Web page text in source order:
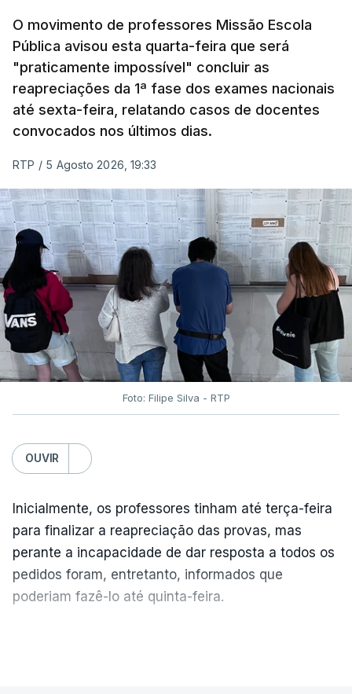
O movimento de professores Missão Escola
Pública avisou esta quarta-feira que será
"praticamente impossível" concluir as
reapreciações da 1ª fase dos exames nacionais
até sexta-feira, relatando casos de docentes
convocados nos últimos dias.
RTP / 5 Agosto 2026, 19:33
Foto: Filipe Silva - RTP
OUVIR
Inicialmente, os professores tinham até terça-feira
para finalizar a reapreciação das provas, mas
perante a incapacidade de dar resposta a todos os
pedidos foram, entretanto, informados que
poderiam fazê-lo até quinta-feira.